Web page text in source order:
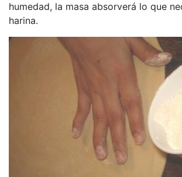
humedad, la masa absorverá lo que
harina.